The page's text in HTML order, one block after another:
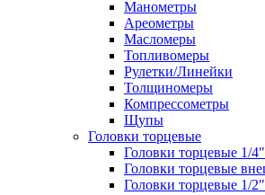
Манометры
Ареометры
Масломеры
Топливомеры
Рулетки/Линейки
Толщиномеры
Компрессометры
Щупы
Головки торцевые
Головки торцевые 1/
Головки торцевые
Головки торцевые 1/